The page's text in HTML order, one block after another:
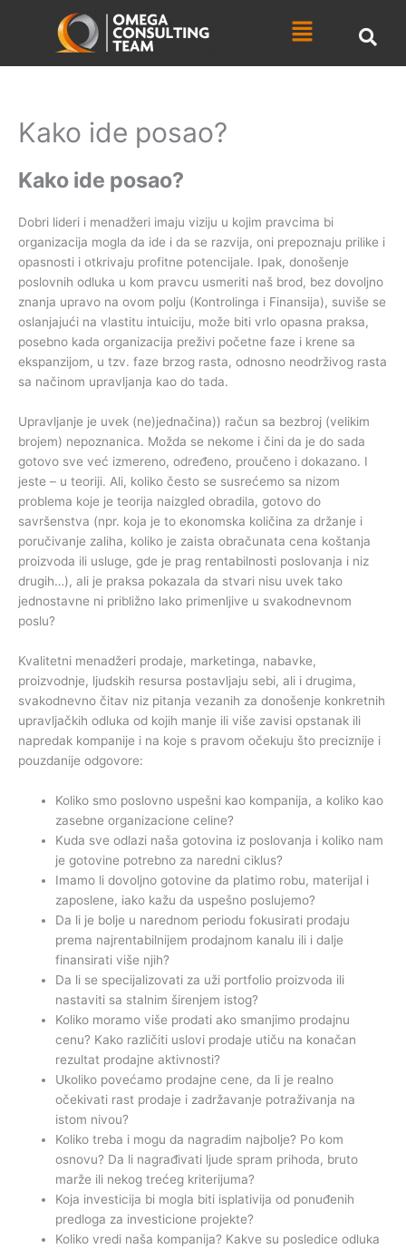
Menu
Kako ide posao?
Kako ide posao?
Dobri lideri i menadžeri imaju viziju u kojim pravcima bi
organizacija mogla da ide i da se razvija, oni prepoznaju prilike i
opasnosti i otkrivaju profitne potencijale. Ipak, donošenje
poslovnih odluka u kom pravcu usmeriti naš brod, bez dovoljno
znanja upravo na ovom polju (Kontrolinga i Finansija), suviše se
oslanjajući na vlastitu intuiciju, može biti vrlo opasna praksa,
posebno kada organizacija preživi početne faze i krene sa
ekspanzijom, u tzv. faze brzog rasta, odnosno neodrživog rasta
sa načinom upravljanja kao do tada.
Upravljanje je uvek (ne)jednačina)) račun sa bezbroj (velikim
brojem) nepoznanica. Možda se nekome i čini da je do sada
gotovo sve već izmereno, određeno, proučeno i dokazano. I
jeste – u teoriji. Ali, koliko često se susrećemo sa nizom
problema koje je teorija naizgled obradila, gotovo do
savršenstva (npr. koja je to ekonomska količina za držanje i
poručivanje zaliha, koliko je zaista obračunata cena koštanja
proizvoda ili usluge, gde je prag rentabilnosti poslovanja i niz
drugih…), ali je praksa pokazala da stvari nisu uvek tako
jednostavne ni približno lako primenljive u svakodnevnom
poslu?
Kvalitetni menadžeri prodaje, marketinga, nabavke,
proizvodnje, ljudskih resursa postavljaju sebi, ali i drugima,
svakodnevno čitav niz pitanja vezanih za donošenje konkretnih
upravljačkih odluka od kojih manje ili više zavisi opstanak ili
napredak kompanije i na koje s pravom očekuju što preciznije i
pouzdanije odgovore:
Koliko smo poslovno uspešni kao kompanija, a koliko kao
zasebne organizacione celine?
Kuda sve odlazi naša gotovina iz poslovanja i koliko nam
je gotovine potrebno za naredni ciklus?
Imamo li dovoljno gotovine da platimo robu, materijal i
zaposlene, iako kažu da uspešno poslujemo?
Da li je bolje u narednom periodu fokusirati prodaju
prema najrentabilnijem prodajnom kanalu ili i dalje
finansirati više njih?
Da li se specijalizovati za uži portfolio proizvoda ili
nastaviti sa stalnim širenjem istog?
Koliko moramo više prodati ako smanjimo prodajnu
cenu? Kako različiti uslovi prodaje utiču na konačan
rezultat prodajne aktivnosti?
Ukoliko povećamo prodajne cene, da li je realno
očekivati rast prodaje i zadržavanje potraživanja na
istom nivou?
Koliko treba i mogu da nagradim najbolje? Po kom
osnovu? Da li nagrađivati ljude spram prihoda, bruto
marže ili nekog trećeg kriterijuma?
Koja investicija bi mogla biti isplativija od ponuđenih
predloga za investicione projekte?
Koliko vredi naša kompanija? Kakve su posledice odluka